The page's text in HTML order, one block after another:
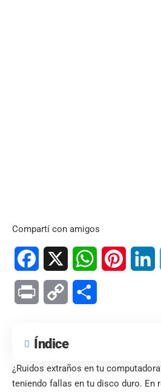
Compartí con amigos
Facebook WhatsAppPinterest
Print Copy
Índice
¿Ruidos extraños en tu
teniendo fallas en tu disco duro. En